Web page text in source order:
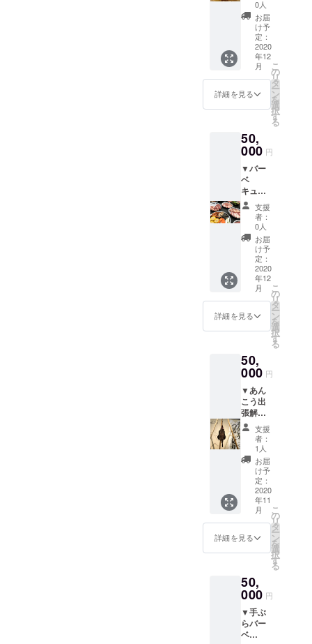
時はメ
イズム
ランド
の営業
日（不
定休）
営業時
じま
す。 ▼
意を
払った
おもて
なしを
させて
いただ
きま
す。 ま
た、プ
いただ
いた方
特別に
チーズ
ケーキ
のお土
産をプ
レゼン
トさせ
ていた
だきま
す！ ※
時間を
区切っ
での入
浴を提
だきま
す。 ※
食事は
よっこ
ら
しょっ
のオリ
ジナル
弁当を
お部屋
にお届
けしま
す。
（朝・
昼・夜
途料金
600円
宿泊も
可です
（ただ
し、繁
忙期を
除
す。）
※予約
が必要
です。
※利用
日時は
メイズ
ムラン
休）営
業時間
に準じ
ます。
※土日
祭日、
長期休
暇中な
どご利
用がで
きない
場合も
ありま
す。
詳
しくは
お問い
※この時
間帯の
オープ
ンはク
ラウド
ファン
ディン
グ限定
になり
ます。
※1つ
の浴場
での入
浴、1台
レー
ラーハ
の場合
に限り
ます。
（ど
ちらか
が2つに
ヤ」オ
リジナ
ルベイ
クド
チーズ
ケーキ
●チー
ズケー
キを一
緒に焼
出来立
てを皆
でいた
だきま
す。
※13時〜
16時と
させて
いただ
きま
す。
※1日1組
4名様ま
でとさ
せてい
ただき
ます。
（ソム
リエの
都合で
ご希望
の日時
に添え
ない場
合もあ
りま
す。）
※利用
日時は
メイズ
ムラン
ドの営
業日
（不定
ます。
●手ぶ
らバー
ベ
キュー
チケッ
0人
お届
け予
定：
2020
年12
月
詳細を見る
こ
の
リ
タ
ー
ン
を
選
択
す
る
50,
000 円
▼バー
ベ
キュー
マイス
ターが
教える
バーベ
キュー
講座
●手ぶら
バーベ
キュー
実践セ
ミナー
（食材
込み）
バーベ
キュー
協会(Ｊ
ＢＢＱ
Ａ)バー
ベ
キュー
インス
トラク
ターか
らバー
キュー
のノウ
ハウを
教わり
なが
す。
※11時〜
16時、
または
17時か
ら22時
支援
者：
0人
お届
け予
定：
2020
年12
月
詳細を見る
こ
の
リ
タ
ー
ン
を
選
択
す
る
50,
000 円
▼あん
こう出
張解
体・鍋
プラン
（あん
こう6kg
程度）
（11
月〜3
月）
●あんこ
う出張
解体
●あんこ
う鍋
呂 ※
出張解
体の会
場はメ
イズム
ラン
支援
者：
1人
お届
け予
定：
2020
年11
月
詳細を見る
こ
の
リ
タ
ー
ン
を
選
択
す
る
50,
000 円
▼手ぶ
らバー
ベ